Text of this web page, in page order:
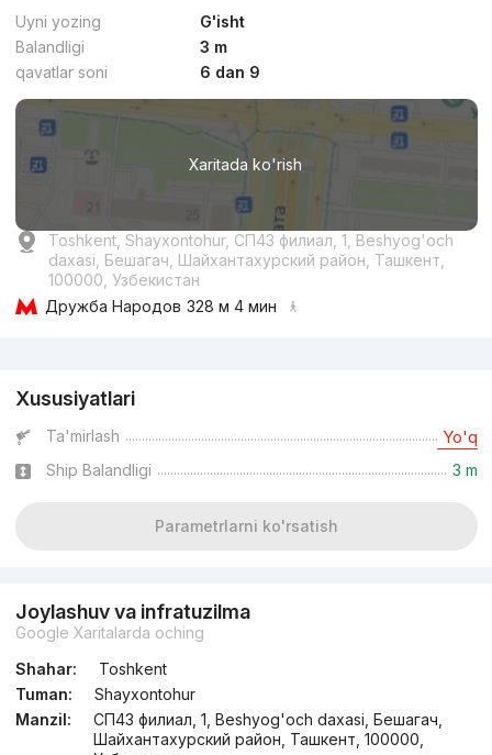
Uyni yozing
G'isht
Balandligi
3 m
qavatlar soni
6 dan 9
Xaritada ko'rish
Toshkent, Shayxontohur, СП43 филиал, 1, Beshyog'och
daxasi, Бешагач, Шайхантахурский район, Ташкент,
100000, Узбекистан
Дружба Народов 328 м 4 мин
Xususiyatlari
Ta'mirlash Yo'q
Ship Balandligi 3 m
Parametrlarni ko'rsatish
Joylashuv va infratuzilma
Google Xaritalarda oching
Shahar:
Toshkent
Tuman:
Shayxontohur
Manzil:
СП43 филиал, 1, Beshyog'och daxasi, Бешагач,
Шайхантахурский район, Ташкент, 100000,